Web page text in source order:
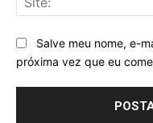
Salve meu nome, e-
próxima vez que eu